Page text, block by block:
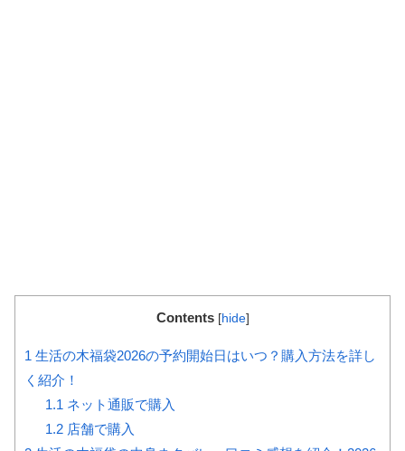
Contents [hide]
1 生活の木福袋2026の予約開始日はいつ？購入方法を詳し
く紹介！
1.1 ネット通販で購入
1.2店舗で購入